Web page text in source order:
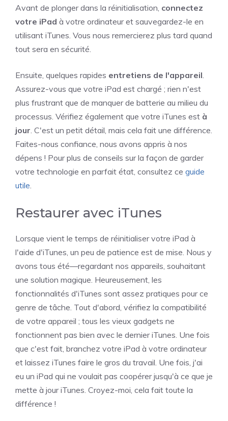
Avant de plonger dans la réinitialisation, connectez
votre iPad à votre ordinateur et sauvegardez-le en
utilisant iTunes. Vous nous remercierez plus tard quand
tout sera en sécurité.
Ensuite, quelques rapides entretiens de l'appareil.
Assurez-vous que votre iPad est chargé ; rien n'est
plus frustrant que de manquer de batterie au milieu du
processus. Vérifiez également que votre iTunes est à
jour. C'est un petit détail, mais cela fait une différence.
Faites-nous confiance, nous avons appris à nos
dépens ! Pour plus de conseils sur la façon de garder
votre technologie en parfait état, consultez ce guide
utile.
Restaurer avec iTunes
Lorsque vient le temps de réinitialiser votre iPad à
l'aide d'iTunes, un peu de patience est de mise. Nous y
avons tous été—regardant nos appareils, souhaitant
une solution magique. Heureusement, les
fonctionnalités d'iTunes sont assez pratiques pour ce
genre de tâche. Tout d'abord, vérifiez la compatibilité
de votre appareil ; tous les vieux gadgets ne
fonctionnent pas bien avec le dernier iTunes. Une fois
que c'est fait, branchez votre iPad à votre ordinateur
et laissez iTunes faire le gros du travail. Une fois, j'ai
eu un iPad qui ne voulait pas coopérer jusqu'à ce que je
mette à jour iTunes. Croyez-moi, cela fait toute la
différence !